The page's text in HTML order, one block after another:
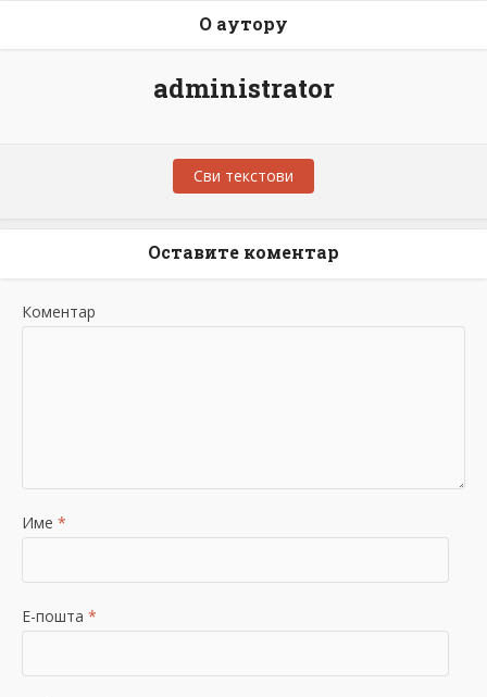
О аутору
administrator
Сви текстови
Оставите коментар
Коментар
Име *
Е-пошта *